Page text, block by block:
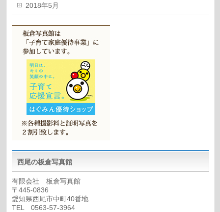
2018年5月
西尾の板倉写真館
有限会社 板倉写真館
〒445-0836
愛知県西尾市中町40番地
TEL 0563-57-3964